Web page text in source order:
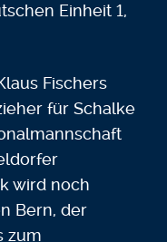
Einheit 1,
Fischers
für Schalke
wird noch
Bern, der
zum